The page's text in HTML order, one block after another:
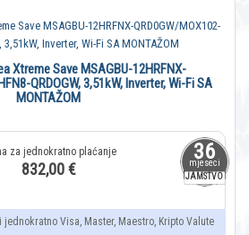
36
mjeseci
JAMSTVO
Xtreme Save MSAGBU-12HRFNX-
QRDOGW, 3,51kW, Inverter, Wi-Fi SA
MONTAŽOM
832,00 €
jednokratno Visa, Master, Maestro, Kripto Valute